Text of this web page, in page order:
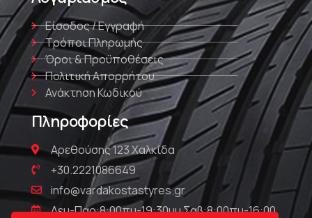
Είσοδος / Εγγραφή
Τρόποι Πληρωμής
Όροι & Προϋποθέσεις
Πολιτική Απορρήτου
Ανάκτηση Κωδικού
Πληροφορίες
Αρεθούσης 123 Χαλκίδα
+30.2221086649
info@vardakostastyres.gr
Δευ-Παρ:8:00πμ-19:30μμ Σαβ:8:00πμ-16:00